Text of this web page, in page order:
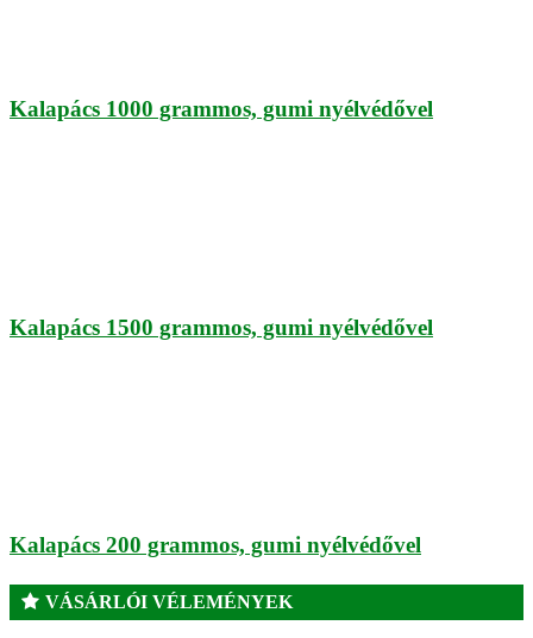
Kalapács 1000 grammos, gumi nyélvédővel
Kalapács 1500 grammos, gumi nyélvédővel
Kalapács 200 grammos, gumi nyélvédővel
VÁSÁRLÓI VÉLEMÉNYEK